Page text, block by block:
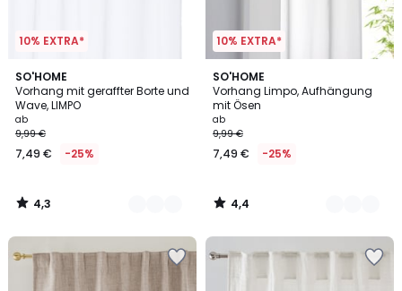
10% EXTRA*
SO'HOME
Vorhang mit geraffter Borte und
Wave, LIMPO
ab
9,99 €
7,49 € -25%
4,3
/ 5
2
Farben
4,3
/
10% EXTRA*
SO'HOME
Vorhang Limpo, Aufhängung
mit Ösen
ab
9,99 €
7,49 € -25%
4,4
/ 5
2
Farben
4,4
/